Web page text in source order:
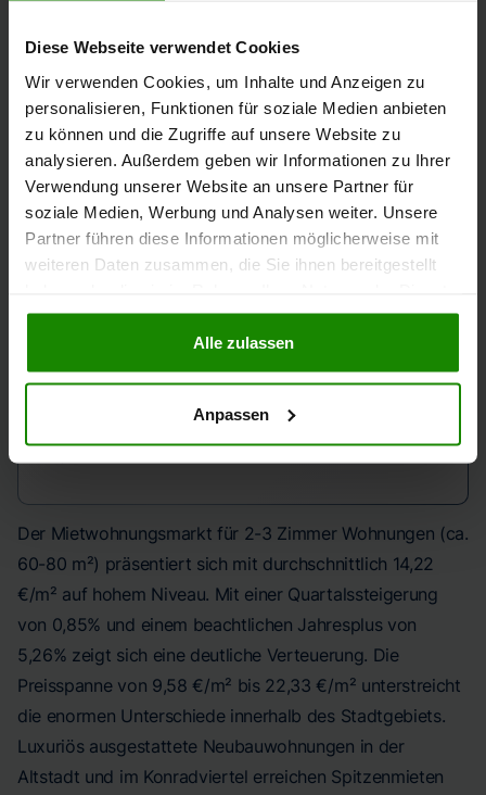
Diese Webseite verwendet Cookies
Wir verwenden Cookies, um Inhalte und Anzeigen zu
personalisieren, Funktionen für soziale Medien anbieten
zu können und die Zugriffe auf unsere Website zu
analysieren. Außerdem geben wir Informationen zu Ihrer
Verwendung unserer Website an unsere Partner für
soziale Medien, Werbung und Analysen weiter. Unsere
Partner führen diese Informationen möglicherweise mit
weiteren Daten zusammen, die Sie ihnen bereitgestellt
gesammelt haben.
Alle zulassen
Anpassen
DURCHSCHNITT EIN-/ZWEIFAMILIENHÄUSER
14 €/qm
KURZFRISTIGE ENTWICKLUNG
0,85%
JAHRESENTWICKLUNG (VORJAHRESQUARTAL ZU
AKTUELLEM QUARTAL)
5,26%
Der Mietwohnungsmarkt für 2-3 Zimmer Wohnungen (ca.
60-80 m²) präsentiert sich mit durchschnittlich 14,22
€/m² auf hohem Niveau. Mit einer Quartalssteigerung
von 0,85% und einem beachtlichen Jahresplus von
5,26% zeigt sich eine deutliche Verteuerung. Die
Preisspanne von 9,58 €/m² bis 22,33 €/m² unterstreicht
die enormen Unterschiede innerhalb des Stadtgebiets.
Luxuriös ausgestattete Neubauwohnungen in der
Altstadt und im Konradviertel erreichen Spitzenmieten